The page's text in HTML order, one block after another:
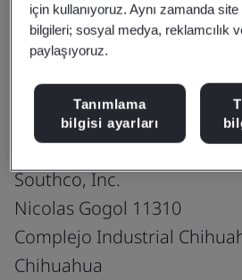
IATF
Southco, Inc.
Nicolas Gogol 11310
Complejo Industrial
Chihuahua
için kullanıyoruz. Aynı zamanda site
bilgileri; sosyal medya, reklamcılık
paylaşıyoruz.
Tanımlama
bilgisi ayarları